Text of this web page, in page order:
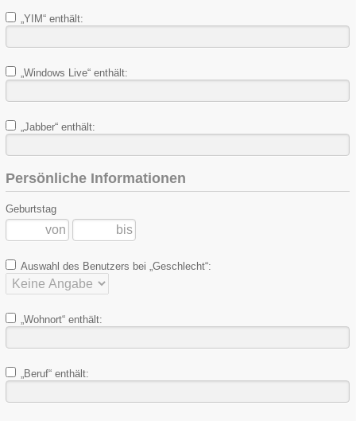
„YIM“ enthält:
„Windows Live“ enthält:
„Jabber“ enthält:
Persönliche Informationen
Geburtstag
Auswahl des Benutzers bei „Geschlecht“:
„Wohnort“ enthält:
„Beruf“ enthält: